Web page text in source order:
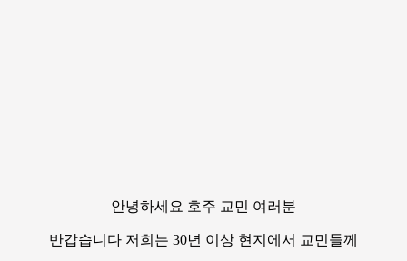
안녕하세요 호주 교민 여러분
반갑습니다 저희는 30년 이상 현지에서 교민들께